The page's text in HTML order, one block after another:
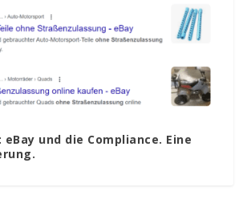
und die Compliance. Eine